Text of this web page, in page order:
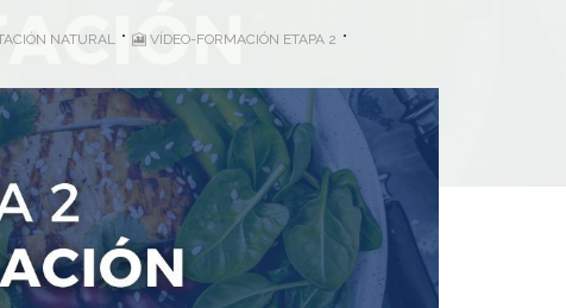
NATURAL
🎦 VÍDEO-FORMACIÓN ETAPA 2